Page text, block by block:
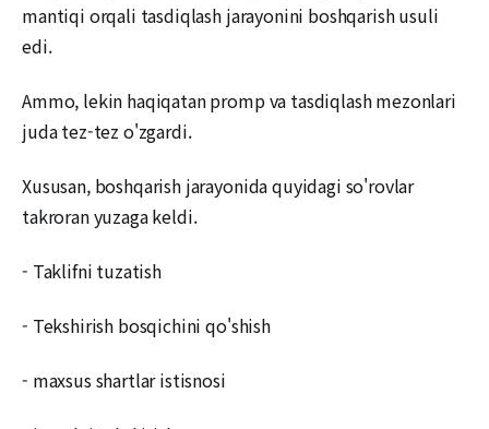
mantiqi orqali tasdiqlash jarayonini boshqarish usuli
edi.
Ammo, lekin haqiqatan promp va tasdiqlash mezonlari
juda tez-tez o'zgardi.
Xususan, boshqarish jarayonida quyidagi so'rovlar
takroran yuzaga keldi.
- Taklifni tuzatish
- Tekshirish bosqichini qo'shish
- maxsus shartlar istisnosi